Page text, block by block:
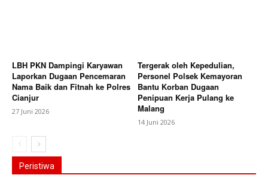
LBH PKN Dampingi Karyawan
Laporkan Dugaan Pencemaran
Nama Baik dan Fitnah ke Polres
Cianjur
27 Juni 2026
Tergerak oleh Kepedulian,
Personel Polsek Kemayoran
Bantu Korban Dugaan
Penipuan Kerja Pulang ke
Malang
14 Juni 2026
Peristiwa